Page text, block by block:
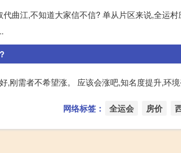
曲江,不知道大家信不信? 单从片区来说,全运
,刚需者不希望涨。 应该会涨吧,知名度提升,环境
网络标签： 全运会 房价